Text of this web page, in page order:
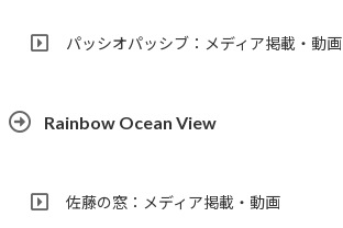
パッシオパッシブ：メディア掲載・動画
Rainbow Ocean View
佐藤の窓：メディア掲載・動画